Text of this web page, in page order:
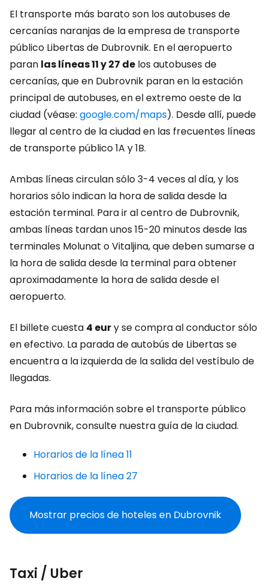
El transporte más barato son los autobuses de
cercanías naranjas de la empresa de transporte
público Libertas de Dubrovnik. En el aeropuerto
paran las líneas 11 y 27 de los autobuses de
cercanías, que en Dubrovnik paran en la estación
principal de autobuses, en el extremo oeste de la
ciudad (véase: google.com/maps). Desde allí, puede
llegar al centro de la ciudad en las frecuentes líneas
de transporte público 1A y 1B.
Ambas líneas circulan sólo 3-4 veces al día, y los
horarios sólo indican la hora de salida desde la
estación terminal. Para ir al centro de Dubrovnik,
ambas líneas tardan unos 15-20 minutos desde las
terminales Molunat o Vitaljina, que deben sumarse a
la hora de salida desde la terminal para obtener
aproximadamente la hora de salida desde el
aeropuerto.
El billete cuesta 4 eury se compra al conductor sólo
en efectivo. La parada de autobús de Libertas se
encuentra a la izquierda de la salida del vestíbulo de
llegadas.
Para más información sobre el transporte público
en Dubrovnik, consulte nuestra guía de la ciudad.
Horarios de la línea 11
Horarios de la línea 27
Mostrar precios de hoteles en Dubrovnik
Taxi / Uber